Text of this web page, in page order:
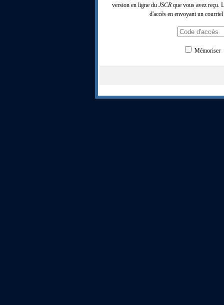
version en ligne du JSCRque vous avez reçu.
d'accès en envoyant un
Mémoriser